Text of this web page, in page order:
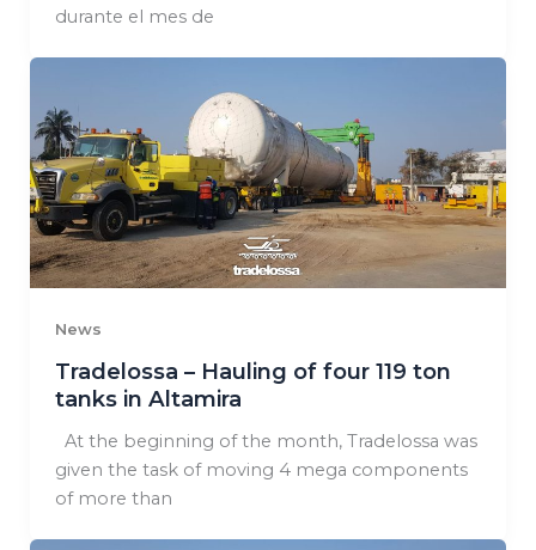
durante el mes de
News
Tradelossa – Hauling of four 119 ton
tanks in Altamira
At the beginning of the month, Tradelossa was
given the task of moving 4 mega components
of more than